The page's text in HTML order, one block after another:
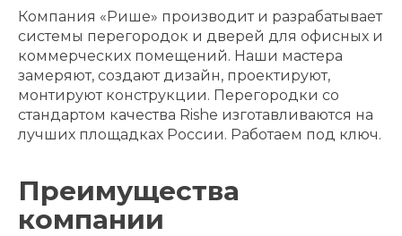
Компания «Рише» производит и разрабатывает
системы перегородок и дверей для офисных и
коммерческих помещений. Наши мастера
замеряют, создают дизайн, проектируют,
монтируют конструкции. Перегородки со
стандартом качества Rishe изготавливаются на
лучших площадках России. Работаем под ключ.
Преимущества
компании